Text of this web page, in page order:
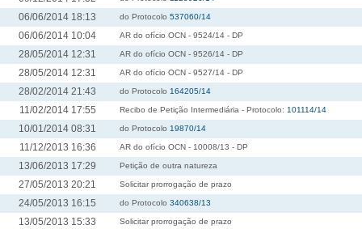
06/06/2014 18:13 do Protocolo 537060/14
06/06/2014 10:04 AR do ofício OCN - 9524/14 - DP
28/05/2014 12:31 AR do ofício OCN - 9526/14 - DP
28/05/2014 12:31 AR do ofício OCN - 9527/14 - DP
28/02/2014 21:43 do Protocolo 164205/14
11/02/2014 17:55 Recibo de Petição Intermediária - Protocolo: 101114/14
10/01/2014 08:31 do Protocolo 19870/14
11/12/2013 16:36 AR do ofício OCN - 10008/13 - DP
13/06/2013 17:29 Petição de outra natureza
27/05/2013 20:21 Solicitar prorrogação de prazo
24/05/2013 16:15 do Protocolo 340638/13
13/05/2013 15:33 Solicitar prorrogação de prazo